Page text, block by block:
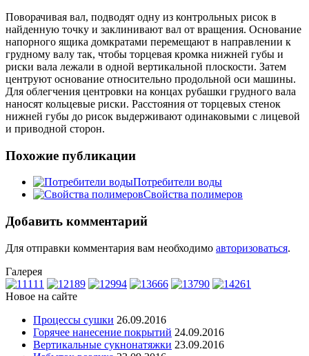
Поворачивая вал, подводят одну из контрольных рисок в
найденную точку и заклинивают вал от вращения. Основание
напорного ящика домкратами перемещают в направлении к
грудному валу так, чтобы торцевая кромка нижней губы и
риски вала лежали в одной вертикальной плоскости. Затем
центруют основание относительно продольной оси машины.
Для облегчения центровки на концах рубашки грудного вала
наносят кольцевые риски. Расстояния от торцевых стенок
нижней губы до рисок выдерживают одинаковыми с лицевой
и приводной сторон.
Похожие публикации
Потребители воды
Свойства полимеров
Добавить комментарий
Для отправки комментария вам необходимо авторизоваться.
Галерея
Новое на сайте
Процессы сушки 26.09.2016
Горячее нанесение покрытий 24.09.2016
Вертикальные сукнонатяжки 23.09.2016